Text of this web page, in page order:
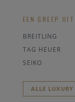
EEN GREEP
BREITLING
TAG HEUER
SEIKO
ALLE LUXURY